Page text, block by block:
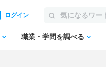
ログイン
職業・学問を調べる